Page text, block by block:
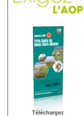
Téléchargez